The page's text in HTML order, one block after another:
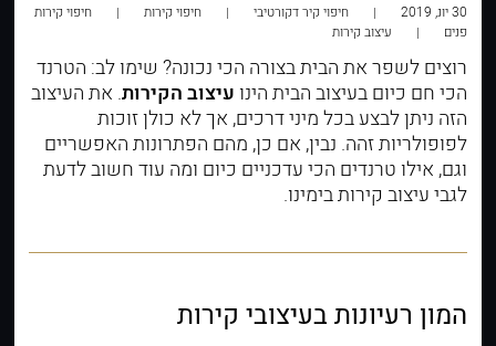
30 יונ, 2019 חיפוי קיר דקורטיבי חיפוי קירות
חיפוי קירות
פנים
עיצוב קירות
רוצים לשפר את הבית בצורה הכי נכונה? שימו לב: הטרנד
הכי חם כיום בעיצוב הבית הינועיצוב הקירות. את העיצוב
הזה ניתן לבצע בכל מיני דרכים, אך לא כולן זוכות
לפופולריות זהה. נבין, אם כן, מהם הפתרונות האפשריים
וגם, אילו טרנדים הכי עדכניים כיום ומה עוד חשוב לדעת
לגבי עיצוב קירות בימינו.
המון רעיונות בעיצובי קירות